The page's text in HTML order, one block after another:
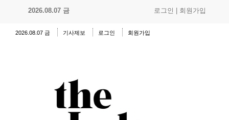
2026.08.07 금 로그인 회원가입
2026.08.07 금 기사제보 로그인 회원가입